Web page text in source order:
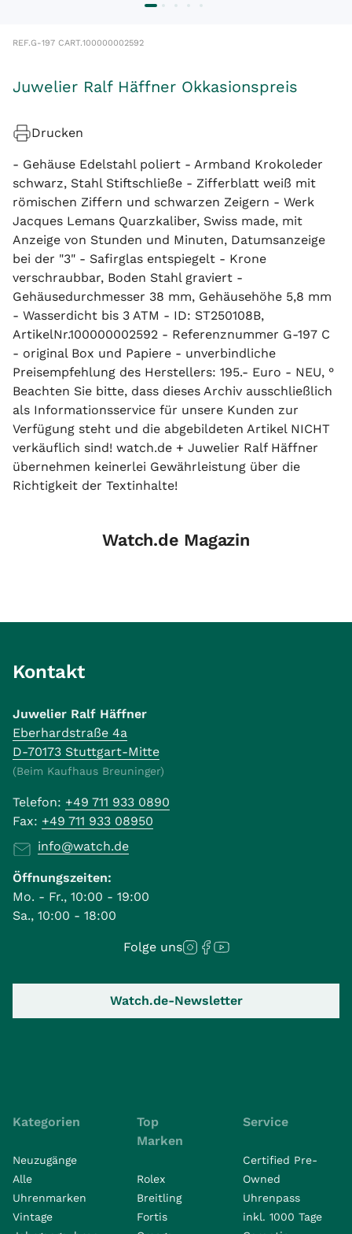
REF.G-197 CART.100000002592
Juwelier Ralf Häffner Okkasionspreis
Drucken
- Gehäuse Edelstahl poliert - Armband Krokoleder
schwarz, Stahl Stiftschließe - Zifferblatt weiß mit
römischen Ziffern und schwarzen Zeigern - Werk
Jacques Lemans Quarzkaliber, Swiss made, mit
Anzeige von Stunden und Minuten, Datumsanzeige
bei der "3" - Safirglas entspiegelt - Krone
verschraubbar, Boden Stahl graviert -
Gehäusedurchmesser 38 mm, Gehäusehöhe 5,8 mm
- Wasserdicht bis 3 ATM - ID: ST250108B,
ArtikelNr.100000002592 - Referenznummer G-197 C
- original Box und Papiere - unverbindliche
Preisempfehlung des Herstellers: 195.- Euro - NEU, °
Beachten Sie bitte, dass dieses Archiv ausschließlich
als Informationsservice für unsere Kunden zur
Verfügung steht und die abgebildeten Artikel NICHT
verkäuflich sind! watch.de + Juwelier Ralf Häffner
übernehmen keinerlei Gewährleistung über die
Richtigkeit der Textinhalte!
Watch.de Magazin
Kontakt
Juwelier Ralf Häffner
Eberhardstraße 4a
D-70173 Stuttgart-Mitte
(Beim Kaufhaus Breuninger)
Telefon: +49 711 933 0890
Fax: +49 711 933 08950
info@watch.de
Öffnungszeiten:
Mo. - Fr., 10:00 - 19:00
Sa., 10:00 - 18:00
Folge uns
Watch.de-Newsletter
Kategorien
Neuzugänge
Alle
Uhrenmarken
Vintage
Top
Marken
Rolex
Breitling
Fortis
Service
Certified Pre-
Owned
Uhrenpass
inkl. 1000 Tage